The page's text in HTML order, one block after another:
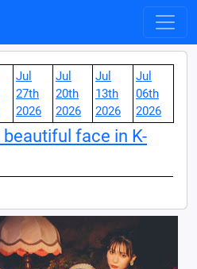
Jul
27th
2026
Jul
20th
2026
Jul
13th
2026
Jul
06th
2026
face in K-